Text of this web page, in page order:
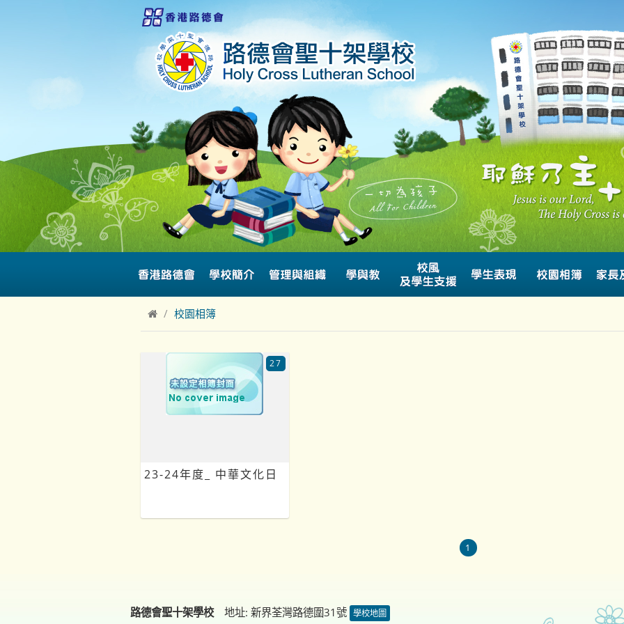
校園相簿
23-24年度_ 中華文化日
27
1
路德會聖十架學校 地址: 新界荃灣路德圍31號 學校地圖